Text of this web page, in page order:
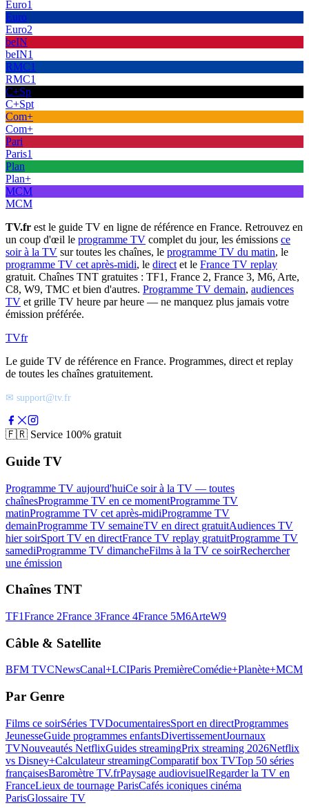
Euro1
Euro
Euro2
beIN
beIN1
RMC1
RMC1
C+Sp
C+Spt
Com+
Com+
Pari
Paris1
Plan
Plan+
MCM
MCM
TV.fr est le guide TV en ligne de référence en France. Retrouvez en
un coup d'œil le programme TV complet du jour, les émissions ce
soir à la TV sur toutes les chaînes, le programme TV du matin, le
programme TV cet après-midi, le direct et le France TV replay
gratuit. Chaînes TNT gratuites : TF1, France 2, France 3, M6, Arte,
C8, W9, TMC et bien d'autres. Programme TV demain, audiences
TV et grille TV heure par heure — ne manquez plus jamais votre
émission préférée.
TVfr
Le guide TV de référence en France. Programmes, direct et replay
de toutes les chaînes gratuitement.
✉ support@tv.fr
🇫🇷 Service 100% gratuit
Guide TV
Programme TV aujourd'huiCe soir à la TV — toutes
chaînesProgramme TV en ce momentProgramme TV
matinProgramme TV cet après-midiProgramme TV
demainProgramme TV semaineTV en direct gratuitAudiences TV
hier soirSport TV en directFrance TV replay gratuitProgramme TV
samediProgramme TV dimancheFilms à la TV ce soirRechercher
une émission
Chaînes TNT
TF1France 2France 3France 4France 5M6ArteW9
Câble & Satellite
BFM TVCNewsCanal+LCIParis PremièreComédie+Planète+MCM
Par Genre
Films ce soirSéries TVDocumentairesSport en directProgrammes
JeunesseGuide programmes enfantsDivertissementJournaux
TVNouveautés NetflixGuides streamingPrix streaming 2026Netflix
vs Disney+Calculateur streamingComparatif box TVTop 50 séries
françaisesBaromètre TV.frPaysage audiovisuelRegarder la TV en
FranceLieux de tournage ParisCafés iconiques cinéma
ParisGlossaire TV